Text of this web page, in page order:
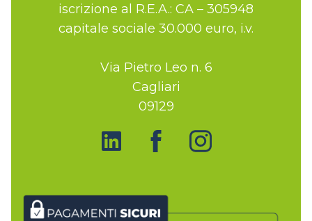
iscrizione al R.E.A.: CA – 305948
capitale sociale 30.000 euro, i.v.
Via Pietro Leo n. 6
Cagliari
09129